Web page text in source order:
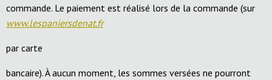
commande. Le paiement est réalisé lors de la commande (sur
www.lespaniersdenat.fr
par carte
bancaire). À aucun moment, les sommes versées ne pourront